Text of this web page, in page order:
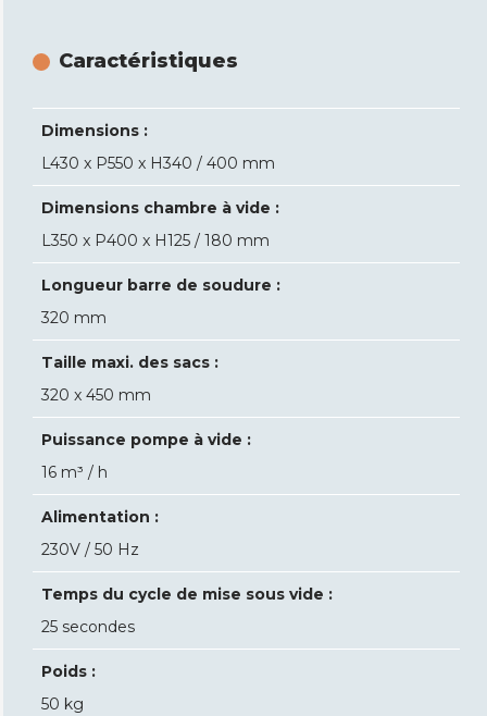
Caractéristiques
Dimensions :
L430 x P550 x H340 / 400 mm
Dimensions chambre à vide :
L350 x P400 x H125 / 180 mm
Longueur barre de soudure :
320 mm
Taille maxi. des sacs :
320 x 450 mm
Puissance pompe à vide :
16 m³ / h
Alimentation :
230V / 50 Hz
Temps du cycle de mise sous vide :
25 secondes
Poids :
50 kg